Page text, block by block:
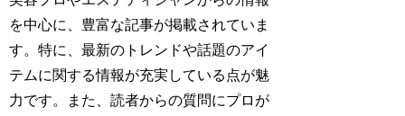
を中心に、豊富な記事が掲載されていま
す。特に、最新のトレンドや話題のアイ
テムに関する情報が充実している点が魅
力です。また、読者からの質問にプロが